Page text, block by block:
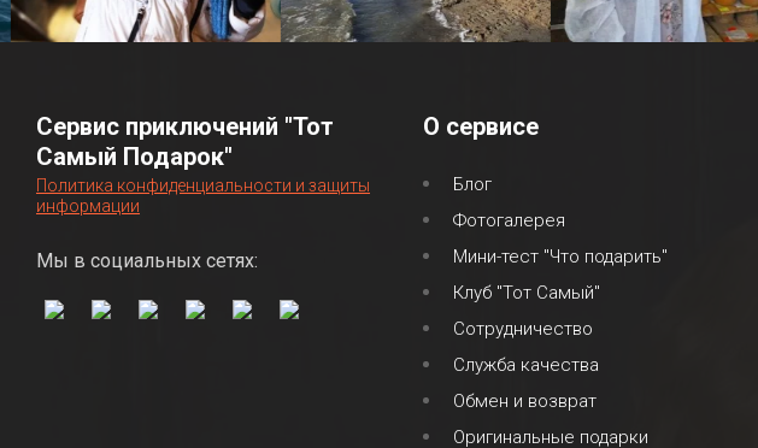
Сервис приключений "Тот
Самый Подарок"
Политика конфиденциальности и защиты
информации
Мы в социальных сетях:
О сервисе
Блог
Фотогалерея
Мини-тест "Что подарить"
Клуб "Тот Самый"
Сотрудничество
Служба качества
Обмен и возврат
Оригинальные подарки